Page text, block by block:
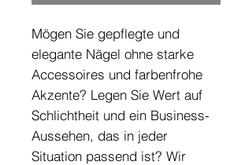
Mögen Sie gepflegte und
elegante Nägel ohne starke
Accessoires und farbenfrohe
Akzente? Legen Sie Wert auf
Schlichtheit und ein Business-
Aussehen, das in jeder
Situation passend ist? Wir